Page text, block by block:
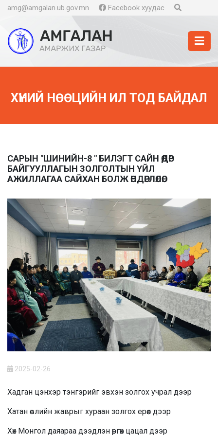
amg@amgalan.ub.gov.mn Facebook хуудас
ХҮНИЙ НӨӨЦИЙН ИЛ ТОД БАЙДАЛ
САРЫН "ШИНИЙН-8 " БИЛЭГТ САЙН ӨДӨР
БАЙГУУЛЛАГЫН ЗОЛГОЛТЫН ҮЙЛ
АЖИЛЛАГАА САЙХАН БОЛЖ ӨНДӨРЛӨЛӨӨ.
2025-02-26
Хадган цэнхэр тэнгэрийг эвхэн золгох учрал дээр
Хатан өвлийн жаврыг хураан золгох ерөөл дээр
Хөх Монгол даяараа дээдлэн өргөх цацал дээр